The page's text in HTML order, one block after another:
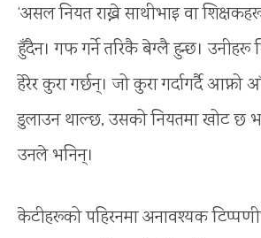
‘असल नियत राख्ने साथीभाइ वा
हुँदैन। गफ गर्ने तरिकै बेग्लै हुन्छ। उनीहरू
हेरेर कुरा गर्छन्। जो कुरा गर्दागर्दै आफ्नो
डुलाउन थाल्छ, उसको नियतमा खोट छ
उनले भनिन्।
केटीहरूको पहिरनमा अनावश्यक